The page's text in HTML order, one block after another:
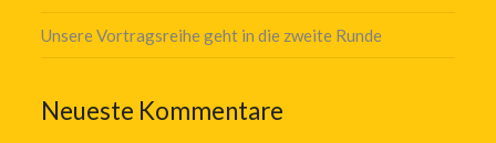
Unsere Vortragsreihe geht in die zweite Runde
Neueste Kommentare